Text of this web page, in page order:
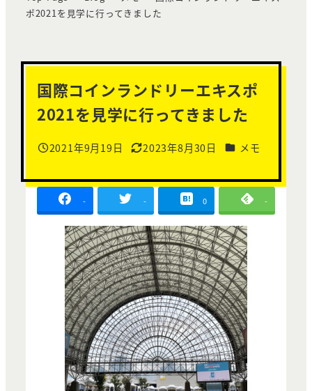
ポ2021を見学に行ってきました
国際コインランドリーエキスポ
2021を見学に行ってきました
投稿日
2021年9月19日
更新日
2023年8月30日 カテゴリー
メモ
- - 0 -